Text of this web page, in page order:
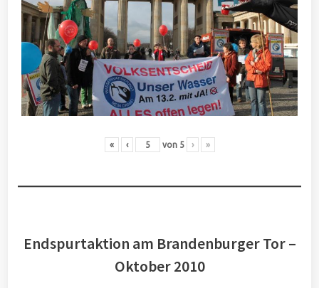
« ‹ von 5 › »
Endspurtaktion am Brandenburger Tor –
Oktober 2010